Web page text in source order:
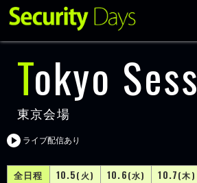
Tokyo
東京会場
全日程 10.5(火) 10.6(水) 10.7(木)
ライブ配信あり